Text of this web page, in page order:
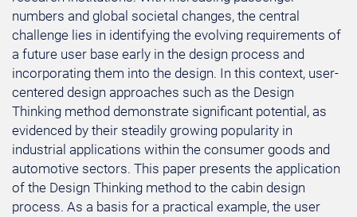
numbers and global societal changes, the central
challenge lies in identifying the evolving requirements of
a future user base early in the design process and
incorporating them into the design. In this context, user-
centered design approaches such as the Design
Thinking method demonstrate significant potential, as
evidenced by their steadily growing popularity in
industrial applications within the consumer goods and
automotive sectors. This paper presents the application
of the Design Thinking method to the cabin design
process. As a basis for a practical example, the user